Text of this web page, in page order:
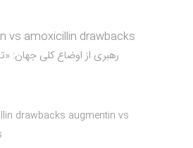
vs amoxicillin drawbacks
رهبری از اوضاع کلی جهان:
drawbacks augmentin vs